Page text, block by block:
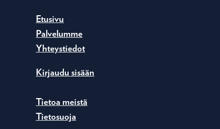
Etusivu
Palvelumme
Yhteystiedot
Kirjaudu sisään
Tietoa meistä
Tietosuoja